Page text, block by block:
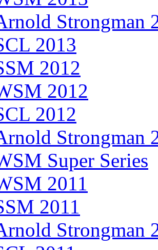
Strongman
2013
2012
2012
2012
Strongman
Super Series
2011
2011
Strongman